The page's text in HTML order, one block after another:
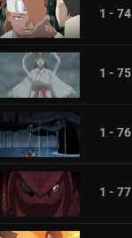
1 - 74
1 - 75
1 - 76
1 - 77